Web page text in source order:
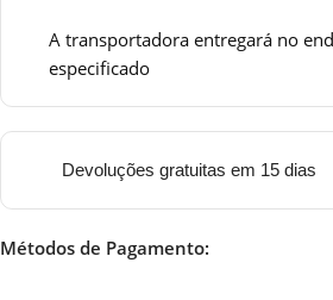
A transportadora entregará no
especificado
Devoluções gratuitas em 15 dias
Métodos de Pagamento: